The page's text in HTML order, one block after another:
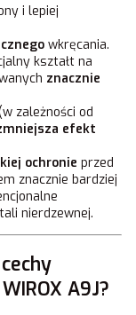
i lepiej
wkręcania.
kształt na
znacznie
zależności od
efekt
ochronie przed
znacznie bardziej
nierdzewnej.
A9J?